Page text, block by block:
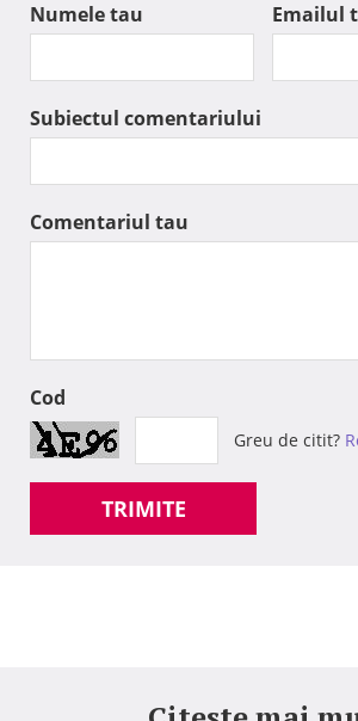
Numele tau Emailul
Subiectul comentariului
Comentariul tau
Cod
Greu de citit?
TRIMITE